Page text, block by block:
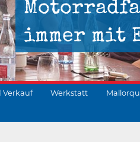
immer mit
Verkauf Werkstatt